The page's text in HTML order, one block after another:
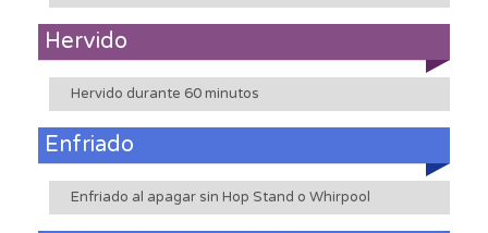
Hervido
Hervido durante 60 minutos
Enfriado
Enfriado al apagar sin Hop Stand o Whirpool